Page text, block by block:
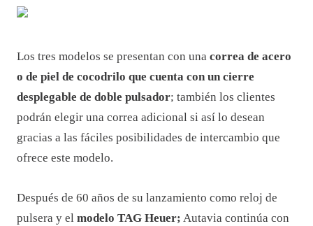
Los tres modelos se presentan con una correa de acero
o de piel de cocodrilo que cuenta con un cierre
desplegable de doble pulsador; también los clientes
podrán elegir una correa adicional si así lo desean
gracias a las fáciles posibilidades de intercambio que
ofrece este modelo.
Después de 60 años de su lanzamiento como reloj de
pulsera y el modelo TAG Heuer; Autavia continúa con